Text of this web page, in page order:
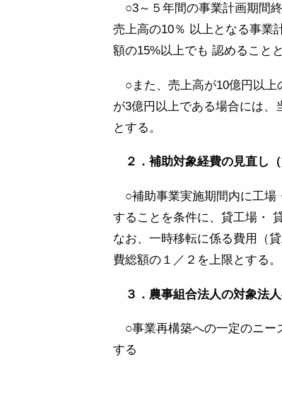
○3～５年間の事業計画期間終
売上高の10％ 以上となる事業
額の15%以上でも 認めることと
○また、売上高が10億円以上
が3億円以上である場合には、
とする。
２．補助対象経費の見直し
○補助事業実施期間内に工場
することを条件に、貸工場・
なお、 一時移転に係る費用（
費総額の１／２を上限とする。
３．農事組合法人の対象法
○事業再構築への一定のニー
する